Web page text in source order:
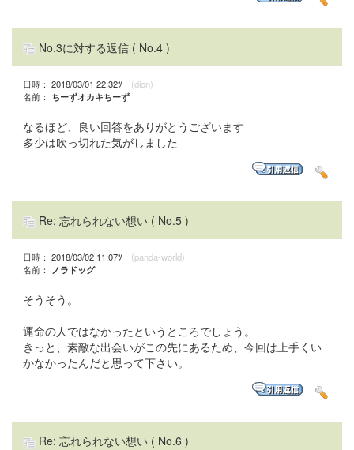
No.3に対する返信 ( No.4 )
日時： 2018/03/01 22:32ﾂ (dion)
名前： ちーずオカキちーず
なるほど、良い回答をありがとうございます
多少は吹っ切れた気がしました
Re: 忘れられない想い ( No.5 )
日時： 2018/03/02 11:07ﾂ (panda-world)
名前： ノラドッグ
そうそう。
運命の人ではなかったというところでしょう。
きっと、素敵な出会いがこの先にあるため、今回は上手くい
かなかったんだと思って下さい。
Re: 忘れられない想い ( No.6 )